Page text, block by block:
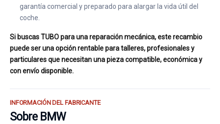
garantía comercial y preparado para alargar la vida útil del
coche.
Si buscas TUBO para una reparación mecánica, este recambio
puede ser una opción rentable para talleres, profesionales y
particulares que necesitan una pieza compatible, económica y
con envío disponible.
INFORMACIÓN DEL FABRICANTE
Sobre BMW